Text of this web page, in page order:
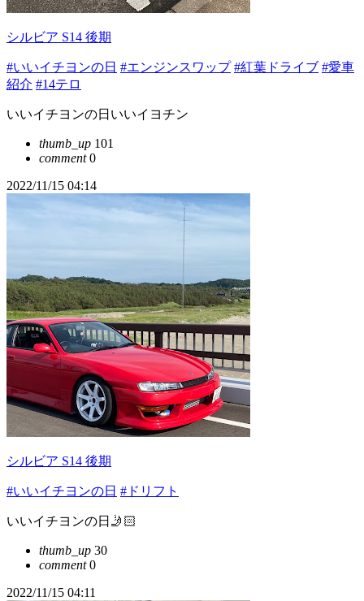
シルビア S14 後期
#いいイチヨンの日 #エンジンスワップ #紅葉ドライブ #愛車
紹介 #14テロ
いいイチヨンの日いいイヨチン
thumb_up 101
comment0
2022/11/15 04:14
シルビア S14 後期
#いいイチヨンの日 #ドリフト
いいイチヨンの日🤳🏻
thumb_up 30
comment0
2022/11/15 04:11